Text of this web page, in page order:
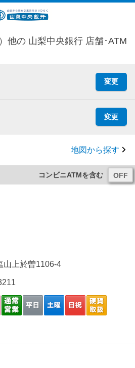
他の 山梨中央銀行 店舗･ATM
変更
変更
地図から探す
コンビニATMを含む
山上於曽1106-4